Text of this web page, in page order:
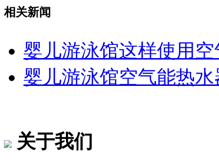
相关新闻
婴儿游泳馆这样使用
婴儿游泳馆空气能热
关于我们